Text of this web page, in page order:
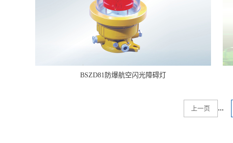
BSZD81防爆航空闪光障碍灯
上一页 ...